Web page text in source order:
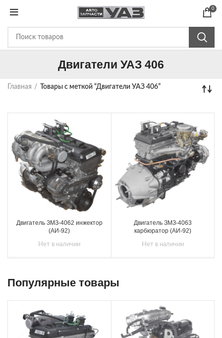
0
Двигатели УАЗ 406
Главная Товары с меткой “Двигатели УАЗ 406”
Двигатель ЗМЗ-4062 инжектор
(АИ-92)
Нет в наличии
Двигатель ЗМЗ-4063
карбюратор (АИ-92)
Нет в наличии
Популярные товары